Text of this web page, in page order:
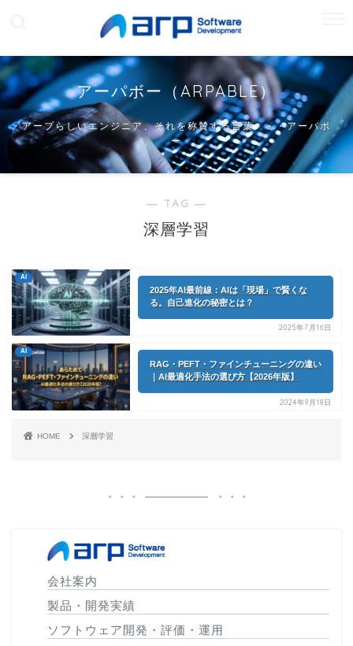
アーパボー（ARPABLE）
アープらしいエンジニア、それを称賛する言葉・・・アーパボ
ー
― TAG ―
深層学習
AI
2025年AI最前線：AIは「現場」で賢くな
る。自己進化の秘密とは？
2025年7月16日
AI
RAG・PEFT・ファインチューニングの違い
｜AI最適化手法の選び方【2026年版】
2024年9月18日
HOME 深層学習
会社案内
製品・開発実績
ソフトウェア開発・評価・運用